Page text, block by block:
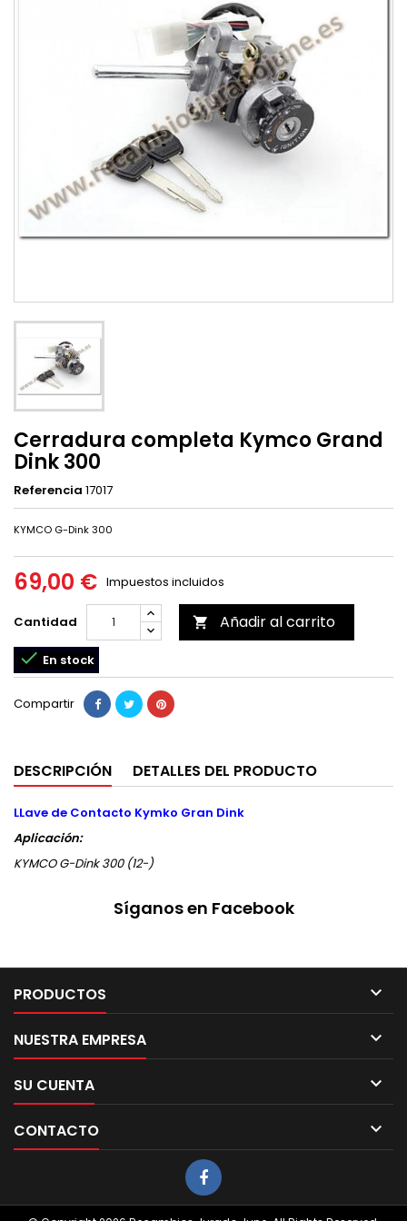
Cerradura completa Kymco Grand
Dink 300
Referencia 17017
KYMCO G-Dink 300
69,00 € Impuestos incluidos
Cantidad  Añadir al carrito
 En stock
Compartir
DESCRIPCIÓN DETALLES DEL PRODUCTO
LLave de Contacto Kymko Gran Dink
Aplicación:
KYMCO G-Dink 300 (12-)
Síganos en Facebook
PRODUCTOS 
NUESTRA EMPRESA 
SU CUENTA 
CONTACTO 